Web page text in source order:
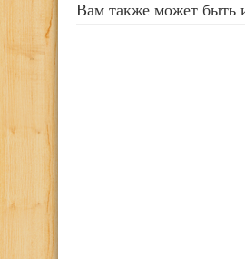
Вам также может быть